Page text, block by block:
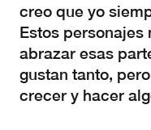
creo que yo
Estos personajes
abrazar esas
gustan tanto,
crecer y hacer